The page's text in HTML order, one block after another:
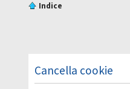
Indice
Cancella cookie